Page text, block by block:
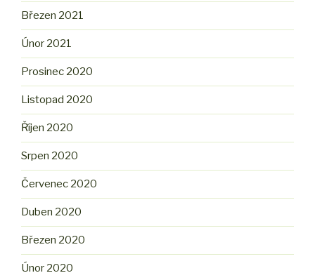
Březen 2021
Únor 2021
Prosinec 2020
Listopad 2020
Říjen 2020
Srpen 2020
Červenec 2020
Duben 2020
Březen 2020
Únor 2020